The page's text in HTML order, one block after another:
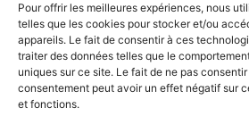
Pour offrir les meilleures expériences, nous
telles que les cookies pour stocker et/ou
appareils. Le fait de consentir à ces
traiter des données telles que le
uniques sur ce site. Le fait de ne pas
consentement peut avoir un effet négatif sur
et fonctions.